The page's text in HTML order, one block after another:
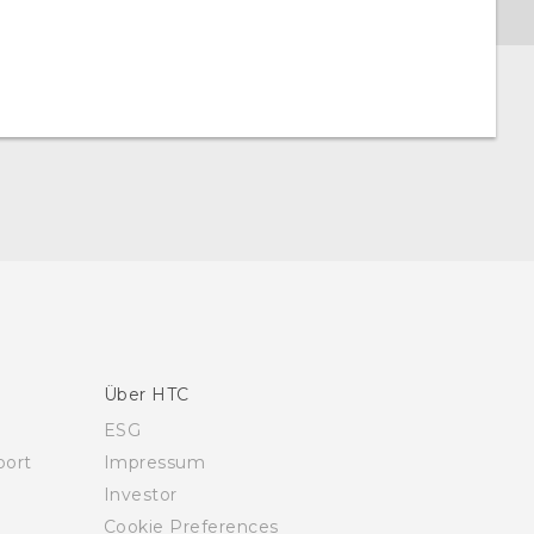
Über HTC
ESG
Impressum
Investor
Cookie Preferences